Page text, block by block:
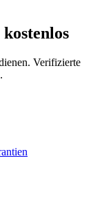
Verifizierte